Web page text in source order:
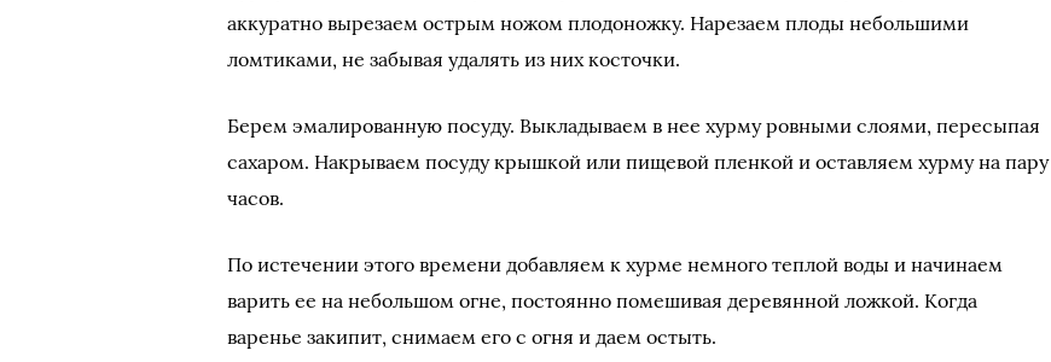
аккуратно вырезаем острым ножом плодоножку. Нарезаем плоды небольшими
ломтиками, не забывая удалять из них косточки.
Берем эмалированную посуду. Выкладываем в нее хурму ровными слоями, пересыпая
сахаром. Накрываем посуду крышкой или пищевой пленкой и оставляем хурму на пару
часов.
По истечении этого времени добавляем к хурме немного теплой воды и начинаем
варить ее на небольшом огне, постоянно помешивая деревянной ложкой. Когда
варенье закипит, снимаем его с огня и даем остыть.